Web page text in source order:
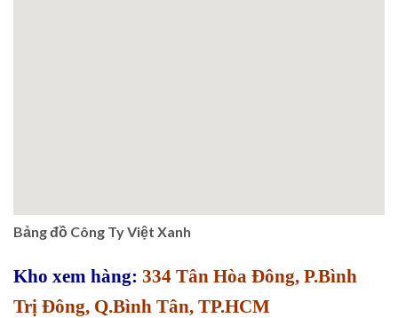
Bảng đồ Công Ty Việt Xanh
Kho xem hàng: 334 Tân Hòa Đông, P.Bình
Trị Đông, Q.Bình Tân, TP.HCM